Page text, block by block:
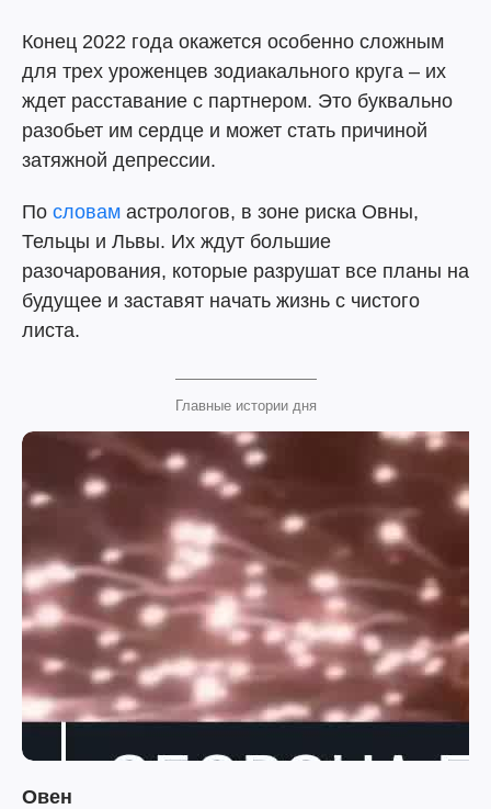
Конец 2022 года окажется особенно сложным
для трех уроженцев зодиакального круга – их
ждет расставание с партнером. Это буквально
разобьет им сердце и может стать причиной
затяжной депрессии.
По словам астрологов, в зоне риска Овны,
Тельцы и Львы. Их ждут большие
разочарования, которые разрушат все планы на
будущее и заставят начать жизнь с чистого
листа.
Главные истории дня
Овен